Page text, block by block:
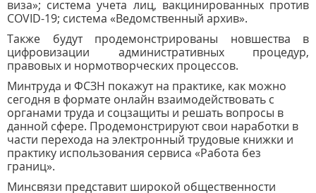
виза»; система учета лиц, вакцинированных против
COVID-19; система «Ведомственный архив».
Также будут продемонстрированы новшества в
цифровизации административных процедур,
правовых и нормотворческих процессов.
Минтруда и ФСЗН покажут на практике, как можно
сегодня в формате онлайн взаимодействовать с
органами труда и соцзащиты и решать вопросы в
данной сфере. Продемонстрируют свои наработки в
части перехода на электронный трудовые книжки и
практику использования сервиса «Работа без
границ».
Минсвязи представит широкой общественности